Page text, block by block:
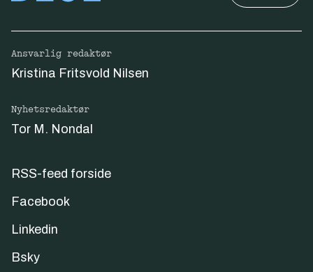
Ansvarlig redaktør
Kristina Fritsvold Nilsen
Nyhetsredaktør
Tor M. Nondal
RSS-feed forside
Facebook
Linkedin
Bsky